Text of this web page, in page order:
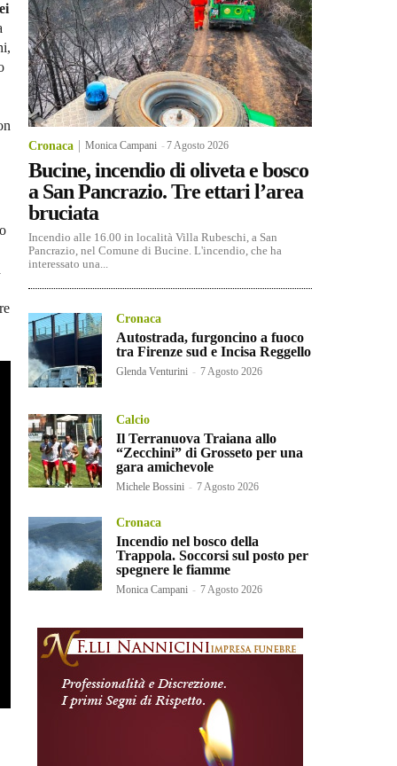
Cronaca Monica Campani -7 Agosto 2026
Bucine, incendio di oliveta e bosco
a San Pancrazio. Tre ettari l’area
bruciata
Incendio alle 16.00 in località Villa Rubeschi, a San
Pancrazio, nel Comune di Bucine. L'incendio, che ha
interessato una...
Cronaca
Autostrada, furgoncino a fuoco
tra Firenze sud e Incisa Reggello
Glenda Venturini - 7 Agosto 2026
Calcio
Il Terranuova Traiana allo
“Zecchini” di Grosseto per una
gara amichevole
Michele Bossini - 7 Agosto 2026
Cronaca
Incendio nel bosco della
Trappola. Soccorsi sul posto per
spegnere le fiamme
Monica Campani - 7 Agosto 2026